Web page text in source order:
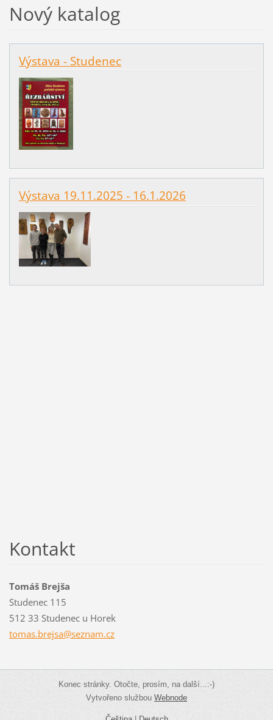
Nový katalog
Výstava - Studenec
Výstava 19.11.2025 - 16.1.2026
Kontakt
Tomáš Brejša
Studenec 115
512 33 Studenec u Horek
tomas.brejsa@seznam.cz
Konec stránky. Otočte, prosím, na další...:-)
Vytvořeno službouWebnode